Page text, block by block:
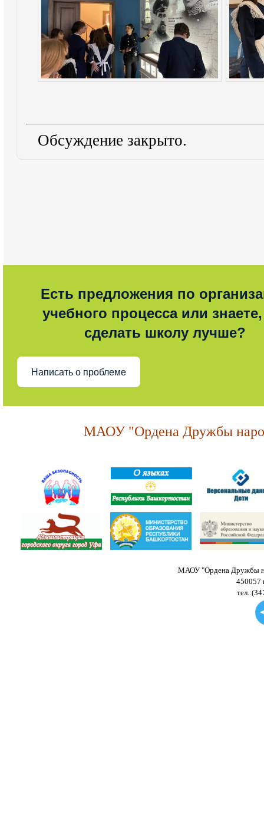
Обсуждение закрыто.
Есть предложения по
учебного процесса или знаете,
сделать школу лучше?
Написать о проблеме
МАОУ "Ордена Дружбы
МАОУ "Ордена Дружбы
450057